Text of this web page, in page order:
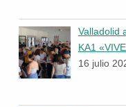
Valladolid
KA1
16 julio